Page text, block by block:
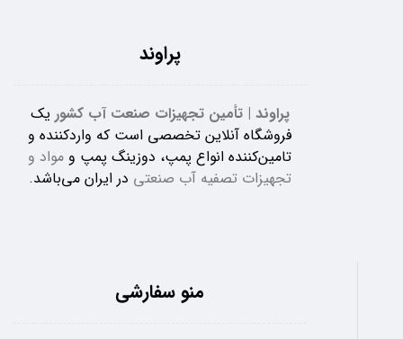
پراوند
پراوند | تأمین تجهیزات صنعت آب کشور یک
فروشگاه آنلاین تخصصی است که واردکننده و
تامین‌کننده انواع پمپ، دوزینگ پمپ و مواد و
تجهیزات تصفیه آب صنعتی در ایران می‌باشد.
منو سفارشی